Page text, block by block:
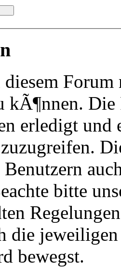
kÃ¶nnen.
erledigt und
bitte
die
bewegst.